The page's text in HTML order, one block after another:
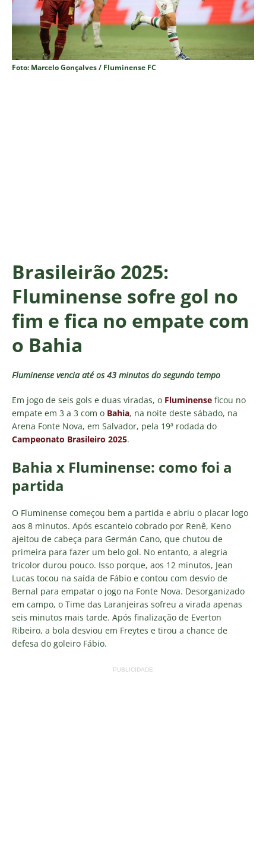
Foto: Marcelo Gonçalves / Fluminense FC
Brasileirão 2025:
Fluminense sofre gol no
fim e fica no empate com
o Bahia
Fluminense vencia até os 43 minutos do segundo tempo
Em jogo de seis gols e duas viradas, o Fluminense ficou no
empate em 3 a 3 com o Bahia, na noite deste sábado, na
Arena Fonte Nova, em Salvador, pela 19ª rodada do
Campeonato Brasileiro 2025.
Bahia x Fluminense: como foi a
partida
O Fluminense começou bem a partida e abriu o placar logo
aos 8 minutos. Após escanteio cobrado por Renê, Keno
ajeitou de cabeça para Germán Cano, que chutou de
primeira para fazer um belo gol. No entanto, a alegria
tricolor durou pouco. Isso porque, aos 12 minutos, Jean
Lucas tocou na saída de Fábio e contou com desvio de
Bernal para empatar o jogo na Fonte Nova. Desorganizado
em campo, o Time das Laranjeiras sofreu a virada apenas
seis minutos mais tarde. Após finalização de Everton
Ribeiro, a bola desviou em Freytes e tirou a chance de
defesa do goleiro Fábio.
PUBLICIDADE